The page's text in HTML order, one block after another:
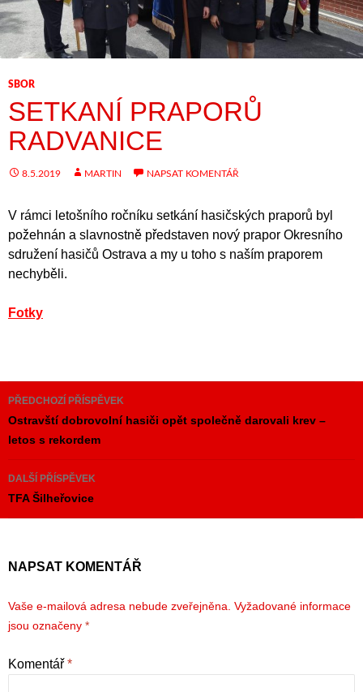
SBOR
SETKANÍ PRAPORŮ
RADVANICE
8.5.2019 MARTIN NAPSAT KOMENTÁŘ
V rámci letošního ročníku setkání hasičských praporů byl
požehnán a slavnostně představen nový prapor Okresního
sdružení hasičů Ostrava a my u toho s naším praporem
nechyběli.
Fotky
Navigace
pro
příspěvky
PŘEDCHOZÍ PŘÍSPĚVEK
Ostravští dobrovolní hasiči opět společně darovali krev –
letos s rekordem
DALŠÍ PŘÍSPĚVEK
TFA Šilheřovice
NAPSAT KOMENTÁŘ
Vaše e-mailová adresa nebude zveřejněna. Vyžadované informace
jsou označeny *
Komentář *